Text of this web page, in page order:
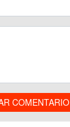
COMENTARIO